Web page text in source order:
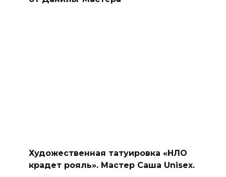
Художественная татуировка «НЛО
крадет рояль». Мастер Саша Unisex.